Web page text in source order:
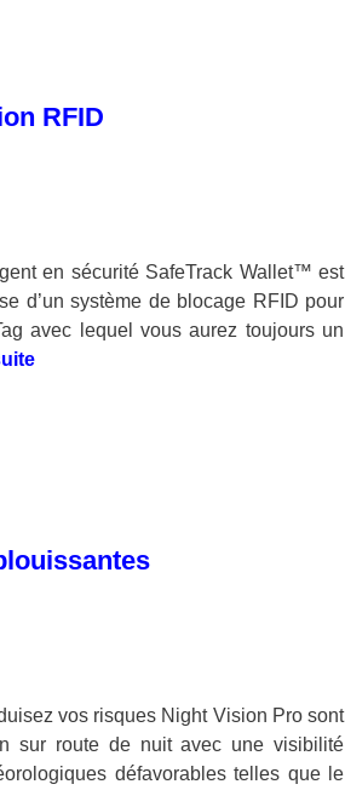
RFID
en sécurité SafeTrack Wallet™ est
d’un système de blocage RFID pour
avec lequel vous aurez toujours un
vos risques Night Vision Pro sont
sur route de nuit avec une visibilité
défavorables telles que le